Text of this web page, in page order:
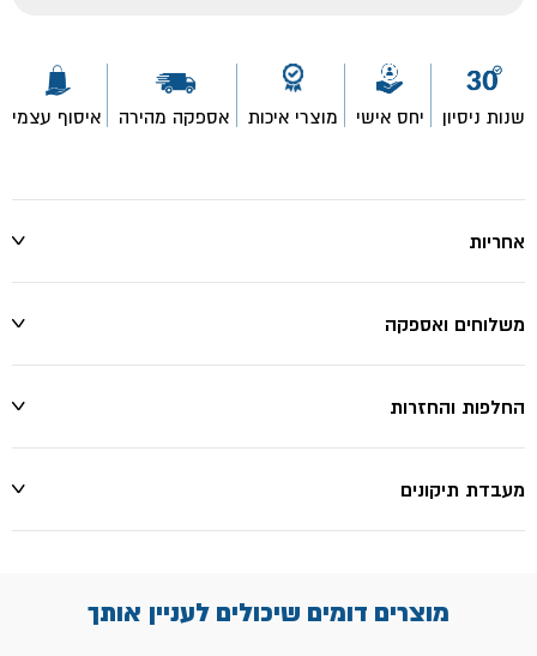
שנות ניסיון יחס אישי מוצרי איכות אספקה מהירה איסוף עצמי
אחריות
משלוחים ואספקה
החלפות והחזרות
מעבדת תיקונים
מוצרים דומים שיכולים לעניין אותך